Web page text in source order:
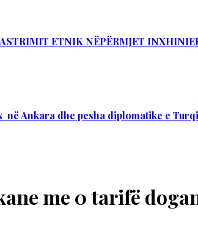
ETNIK NËPËRMJET
në Ankara dhe pesha diplomatike e
me 0 tarifë